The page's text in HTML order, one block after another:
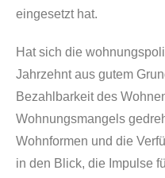
eingesetzt hat.
Hat sich die
Jahrzehnt aus gutem
Bezahlbarkeit des
Wohnungsmangels
Wohnformen und die
in den Blick, die Impulse